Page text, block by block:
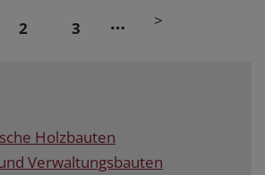
2 3 … >
Holzbauten
Verwaltungsbauten